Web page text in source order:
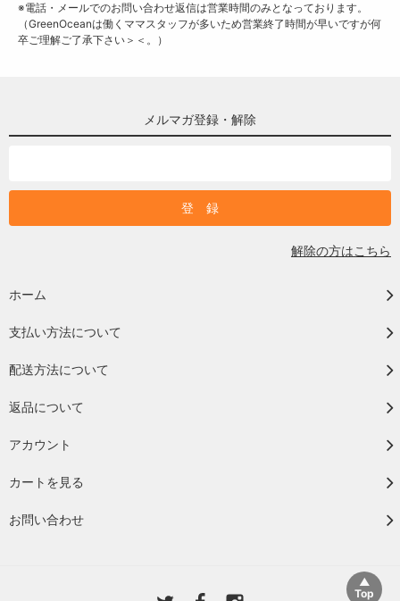
※電話・メールでのお問い合わせ返信は営業時間のみとなっております。
（GreenOceanは働くママスタッフが多いため営業終了時間が早いですが何
卒ご理解ご了承下さい＞＜。）
メルマガ登録・解除
解除の方はこちら
ホーム
支払い方法について
配送方法について
返品について
アカウント
カートを見る
お問い合わせ